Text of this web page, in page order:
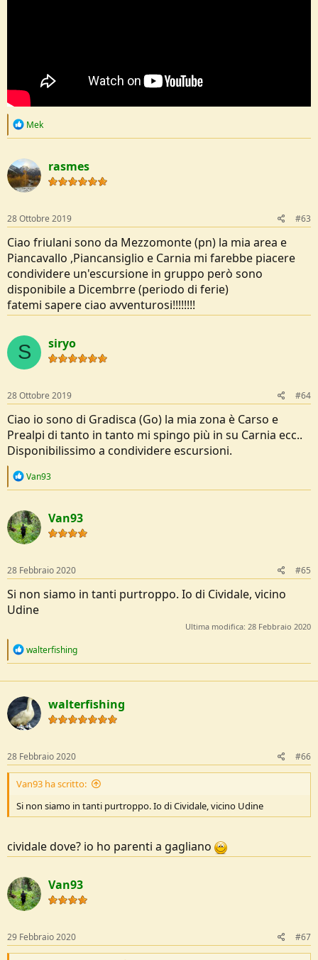
R
c
t
i
o
s
:
Mek
rasmes
28 Ottobre 2019 #63
Ciao friulani sono da Mezzomonte (pn) la mia area e
Piancavallo ,Piancansiglio e Carnia mi farebbe piacere
condividere un'escursione in gruppo però sono
disponibile a Dicembrre (periodo di ferie)
fatemi sapere ciao avventurosi!!!!!!!!
S siryo
28 Ottobre 2019 #64
Ciao io sono di Gradisca (Go) la mia zona è Carso e
Prealpi di tanto in tanto mi spingo più in su Carnia ecc..
Disponibilissimo a condividere escursioni.
R
c
t
i
o
s
:
Van93
Van93
28 Febbraio 2020 #65
Si non siamo in tanti purtroppo. Io di Cividale, vicino
Udine
Ultima modifica: 28 Febbraio 2020
R
c
t
i
o
n
walterfishing
walterfishing
28 Febbraio 2020 #66
Van93 ha scritto:
Si non siamo in tanti purtroppo. Io di Cividale, vicino Udine
cividale dove? io ho parenti a gagliano
Van93
29 Febbraio 2020 #67